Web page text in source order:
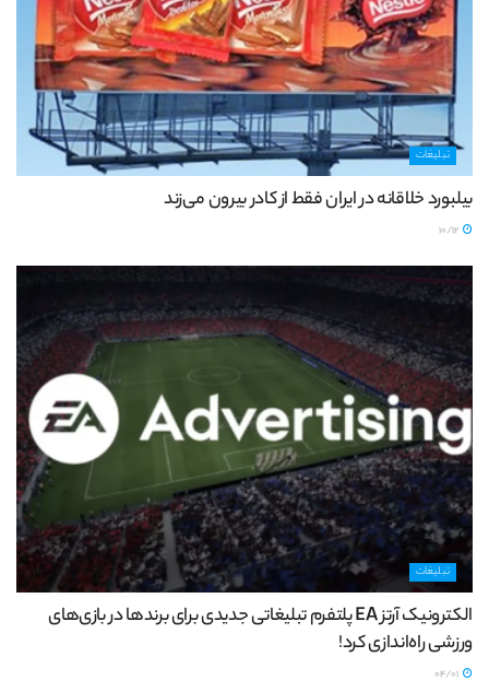
تبلیغات
بیلبورد خلاقانه در ایران فقط از کادر بیرون می‌زند
تبلیغات
الکترونیک آرتز EA پلتفرم تبلیغاتی جدیدی برای برندها در بازی‌های
ورزشی راه‌اندازی کرد!